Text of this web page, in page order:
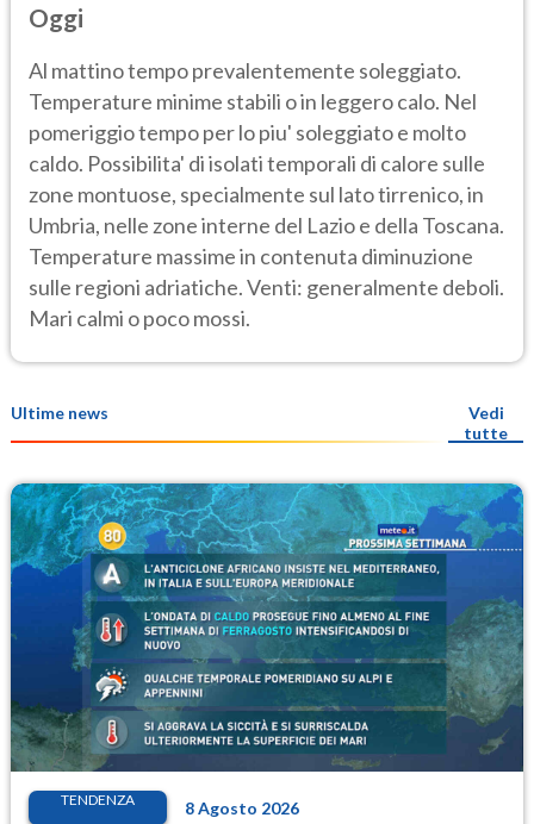
Oggi
Al mattino tempo prevalentemente soleggiato.
Temperature minime stabili o in leggero calo. Nel
pomeriggio tempo per lo piu' soleggiato e molto
caldo. Possibilita' di isolati temporali di calore sulle
zone montuose, specialmente sul lato tirrenico, in
Umbria, nelle zone interne del Lazio e della Toscana.
Temperature massime in contenuta diminuzione
sulle regioni adriatiche. Venti: generalmente deboli.
Mari calmi o poco mossi.
Ultime news
Vedi
tutte
TENDENZA 8 Agosto 2026